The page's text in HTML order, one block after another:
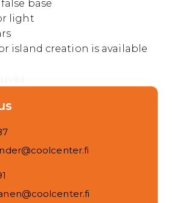
base
light
island creation is available